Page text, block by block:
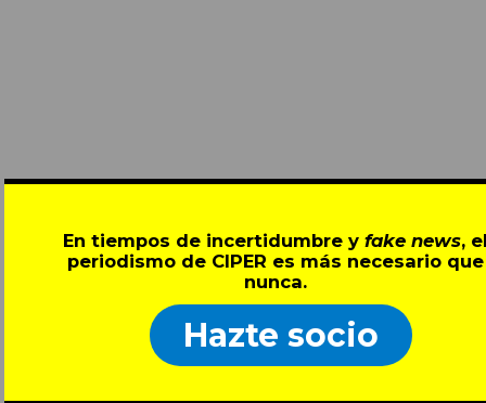
En tiempos de incertidumbre y fake news,
periodismo de CIPER es más necesario que
nunca.
Hazte socio